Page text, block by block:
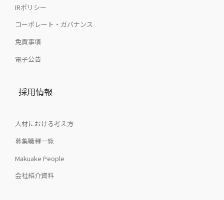
IRポリシー
コーポレート・ガバナンス
免責事項
電子公告
採用情報
人材における考え方
募集職種一覧
Makuake People
会社紹介資料